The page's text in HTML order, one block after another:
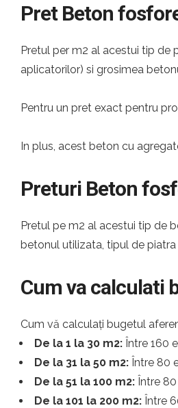
Pret Beton
Pretul per m2 al acestui tip de
aplicatorilor) si grosimea
Pentru un pret exact pentru
In plus, acest beton cu
Preturi Beton
Pretul pe m2 al acestui tip de
betonul utilizata, tipul de
Cum va calculati
Cum vă calculați bugetul
De la 1 la 30 m2: Între 160
De la 31 la 50 m2: Între 80
De la 51 la 100 m2: Între
De la 101 la 200 m2: Între